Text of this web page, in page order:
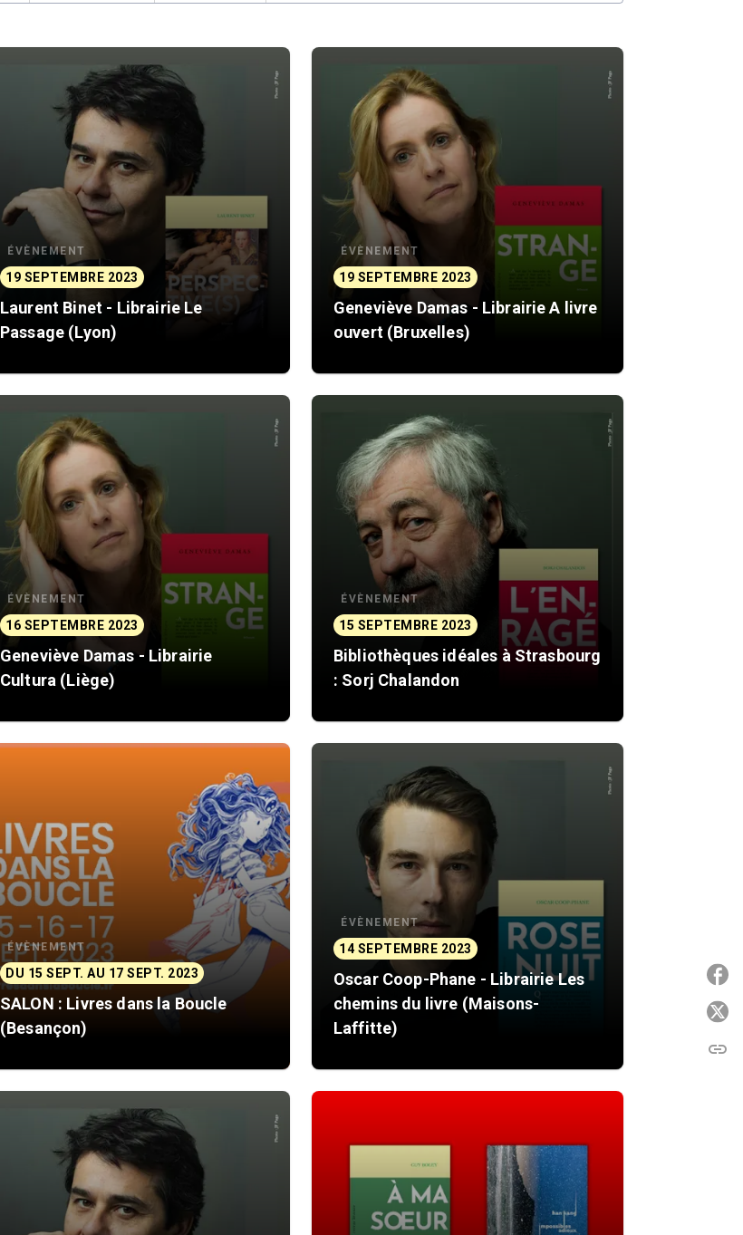
ÉVÈNEMENT
19 SEPTEMBRE 2023
Laurent Binet - Librairie Le
Passage (Lyon)
ÉVÈNEMENT
19 SEPTEMBRE 2023
Geneviève Damas - Librairie A livre
ouvert (Bruxelles)
ÉVÈNEMENT
16 SEPTEMBRE 2023
Geneviève Damas - Librairie
Cultura (Liège)
ÉVÈNEMENT
15 SEPTEMBRE 2023
Bibliothèques idéales à Strasbourg
: Sorj Chalandon
ÉVÈNEMENT
DU 15 SEPT. AU 17 SEPT. 2023
SALON : Livres dans la Boucle
(Besançon)
ÉVÈNEMENT
14 SEPTEMBRE 2023
Oscar Coop-Phane - Librairie Les
chemins du livre (Maisons-
Laffitte)
link